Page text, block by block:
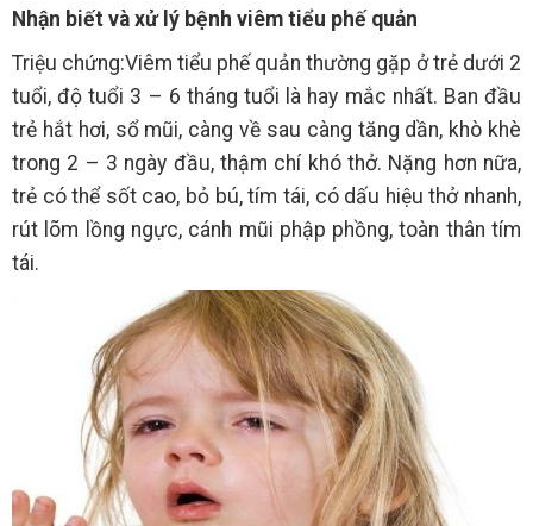
Nhận biết và xử lý bệnh viêm tiểu phế quản
Triệu chứng:Viêm tiểu phế quản thường gặp ở trẻ dưới 2
tuổi, độ tuổi 3 – 6 tháng tuổi là hay mắc nhất. Ban đầu
trẻ hắt hơi, sổ mũi, càng về sau càng tăng dần, khò khè
trong 2 – 3 ngày đầu, thậm chí khó thở. Nặng hơn nữa,
trẻ có thể sốt cao, bỏ bú, tím tái, có dấu hiệu thở nhanh,
rút lõm lồng ngực, cánh mũi phập phồng, toàn thân tím
tái.